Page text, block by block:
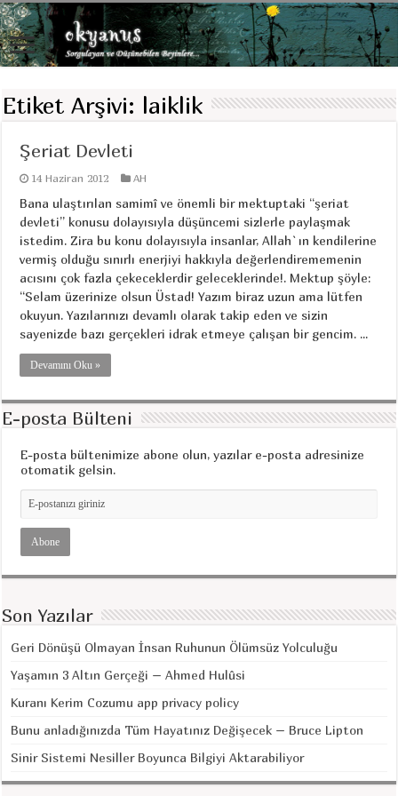
Etiket Arşivi: laiklik
Şeriat Devleti
14 Haziran 2012 AH
Bana ulaştırılan samimî ve önemli bir mektuptaki “şeriat
devleti” konusu dolayısıyla düşüncemi sizlerle paylaşmak
istedim. Zira bu konu dolayısıyla insanlar, Allah`ın kendilerine
vermiş olduğu sınırlı enerjiyi hakkıyla değerlendirememenin
acısını çok fazla çekeceklerdir geleceklerinde!. Mektup şöyle:
“Selam üzerinize olsun Üstad! Yazım biraz uzun ama lütfen
okuyun. Yazılarınızı devamlı olarak takip eden ve sizin
sayenizde bazı gerçekleri idrak etmeye çalışan bir gencim. ...
Devamını Oku »
E-posta Bülteni
E-posta bültenimize abone olun, yazılar e-posta adresinize
otomatik gelsin.
Son Yazılar
Geri Dönüşü Olmayan İnsan Ruhunun Ölümsüz Yolculuğu
Yaşamın 3 Altın Gerçeği – Ahmed Hulûsi
Kuranı Kerim Cozumu app privacy policy
Bunu anladığınızda Tüm Hayatınız Değişecek – Bruce Lipton
Sinir Sistemi Nesiller Boyunca Bilgiyi Aktarabiliyor